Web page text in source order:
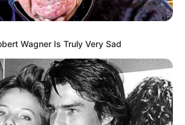
Wagner Is Truly Very Sad